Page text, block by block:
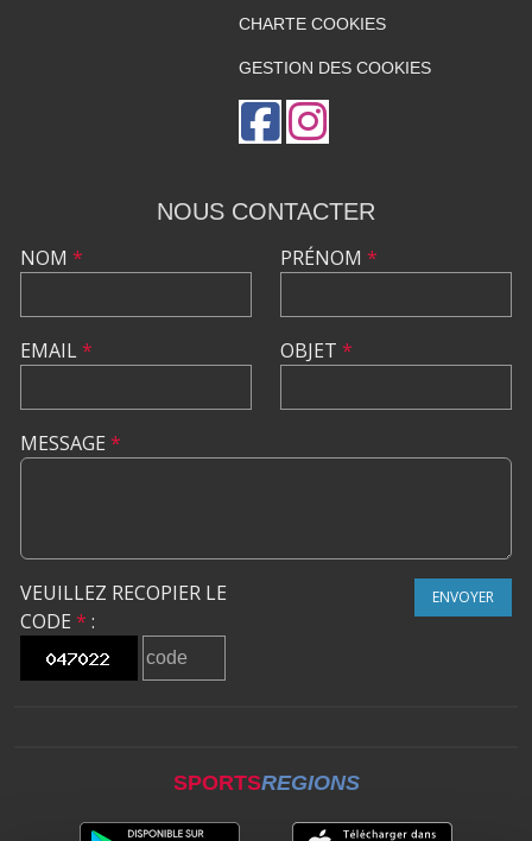
CHARTE COOKIES
GESTION DES COOKIES
NOUS CONTACTER
NOM *
EMAIL*
PRÉNOM *
OBJET *
MESSAGE *
VEUILLEZ RECOPIER LE
CODE * :
ENVOYER
SPORTSREGIONS